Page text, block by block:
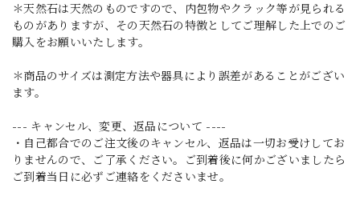
＊天然石は天然のものですので、内包物やクラック等が見られる
ものがありますが、その天然石の特徴としてご理解した上でのご
購入をお願いいたします。
＊商品のサイズは測定方法や器具により誤差があることがござい
ます。
--- キャンセル、変更、返品について ----
・自己都合でのご注文後のキャンセル、返品は一切お受けしてお
りませんので、ご了承ください。ご到着後に何かございましたら
ご到着当日に必ずご連絡をくださいませ。